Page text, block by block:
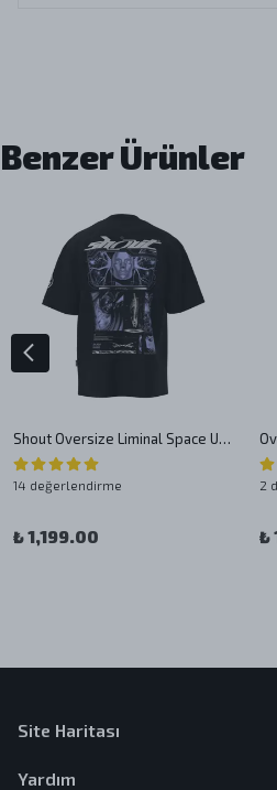
Benzer Ürünler
Shout Oversize Liminal Space Unisex T-Shirt
14 değerlendirme
₺ 1,199.00
2
₺
Site Haritası
Yardım